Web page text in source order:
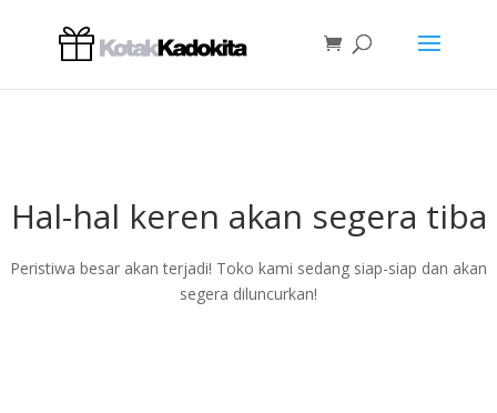
Hal-hal keren akan segera tiba
Peristiwa besar akan terjadi! Toko kami sedang siap-siap dan akan
segera diluncurkan!